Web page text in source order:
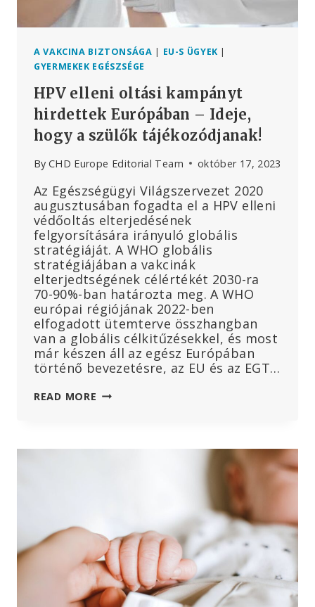
SENKI
MONDHATJA
KI
A VAKCINA BIZTONSÁGA | EU-S ÜGYEK |
GYERMEKEK EGÉSZSÉGE
HPV elleni oltási kampányt
hirdettek Európában – Ideje,
hogy a szülők tájékozódjanak!
By CHD Europe Editorial Team október 17, 2023
Az Egészségügyi Világszervezet 2020
augusztusában fogadta el a HPV elleni
védőoltás elterjedésének
felgyorsítására irányuló globális
stratégiáját. A WHO globális
stratégiájában a vakcinák
elterjedtségének célértékét 2030-ra
70-90%-ban határozta meg. A WHO
európai régiójának 2022-ben
elfogadott ütemterve összhangban
van a globális célkitűzésekkel, és most
már készen áll az egész Európában
történő bevezetésre, az EU és az EGT…
READ MORE HPV
SZÜLŐK
TÁJÉKOZÓDJANAK!